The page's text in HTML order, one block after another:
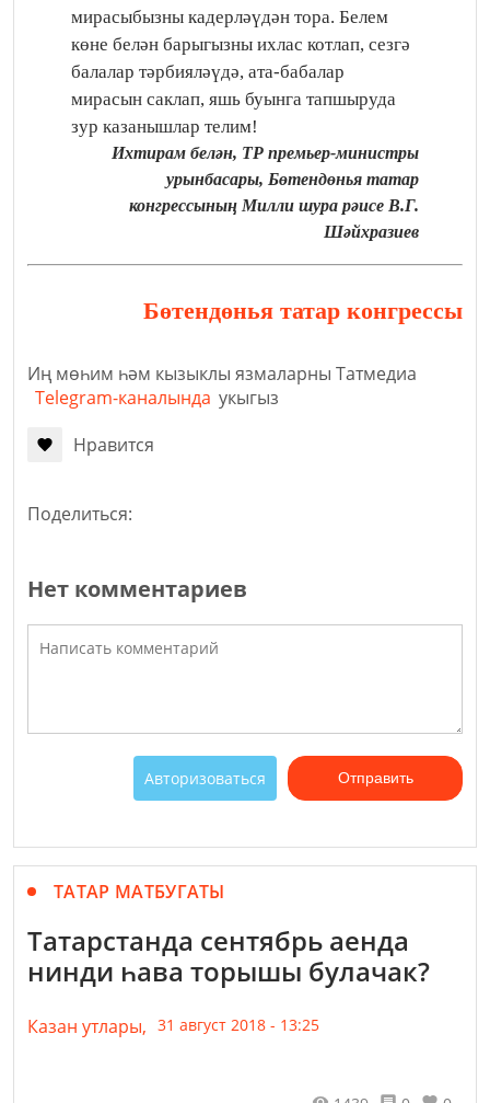
мирасыбызны кадерләүдән тора. Белем
көне белән барыгызны ихлас котлап, сезгә
балалар тәрбияләүдә, ата-бабалар
мирасын саклап, яшь буынга тапшыруда
зур казанышлар телим!
Ихтирам белән, ТР премьер-министры
урынбасары, Бөтендөнья татар
конгрессының Милли шура рәисе В.Г.
Шәйхразиев
Бөтендөнья татар конгрессы
Иң мөһим һәм кызыклы язмаларны Татмедиа
Telegram-каналында укыгыз
Нравится
Поделиться:
Нет комментариев
Авторизоваться Отправить
ТАТАР МАТБУГАТЫ
Татарстанда сентябрь аенда
нинди һава торышы булачак?
Казан утлары, 31 август 2018 - 13:25